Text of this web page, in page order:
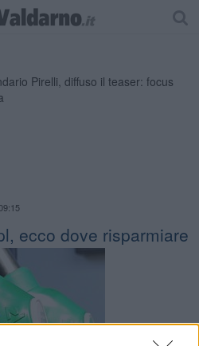
ecco dove risparmiare